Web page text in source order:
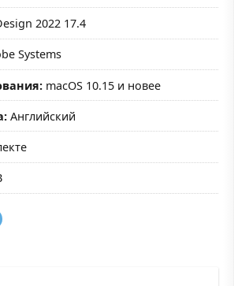
2022 17.4
Systems
macOS 10.15 и новее
Английский